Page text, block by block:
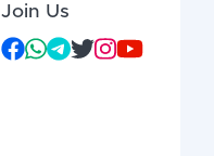
Join Us